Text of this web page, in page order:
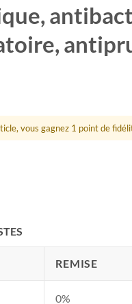
vous gagnez 1 point de
REMISE
0%